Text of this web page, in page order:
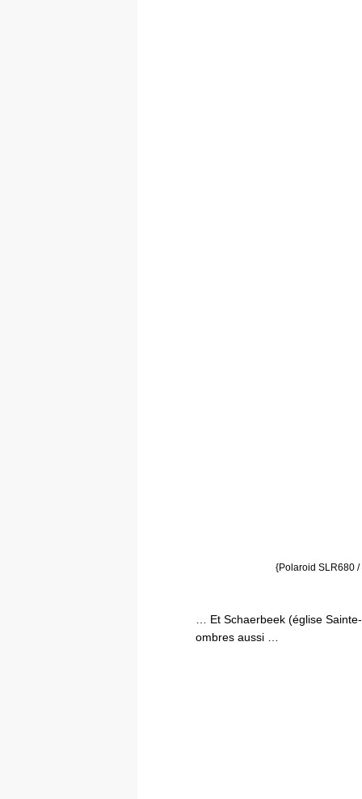
{Polaroid SLR680
… Et Schaerbeek (église
ombres aussi …